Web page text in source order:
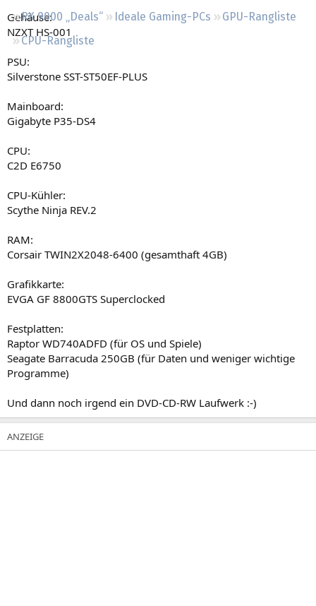
RX 9000 „Deals“
Ideale Gaming-PCs
GPU-Rangliste
CPU-Rangliste
Gehäuse:
NZXT HS-001
PSU:
Silverstone SST-ST50EF-PLUS
Mainboard:
Gigabyte P35-DS4
CPU:
C2D E6750
CPU-Kühler:
Scythe Ninja REV.2
RAM:
Corsair TWIN2X2048-6400 (gesamthaft 4GB)
Grafikkarte:
EVGA GF 8800GTS Superclocked
Festplatten:
Raptor WD740ADFD (für OS und Spiele)
Seagate Barracuda 250GB (für Daten und weniger wichtige
Programme)
Und dann noch irgend ein DVD-CD-RW Laufwerk :-)